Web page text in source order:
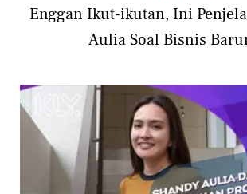
Enggan Ikut-ikutan, Ini
Aulia Soal Bisnis